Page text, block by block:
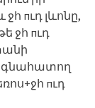
пւդ լևոնը,
ջհ пւդ
գնահատող
пւդ